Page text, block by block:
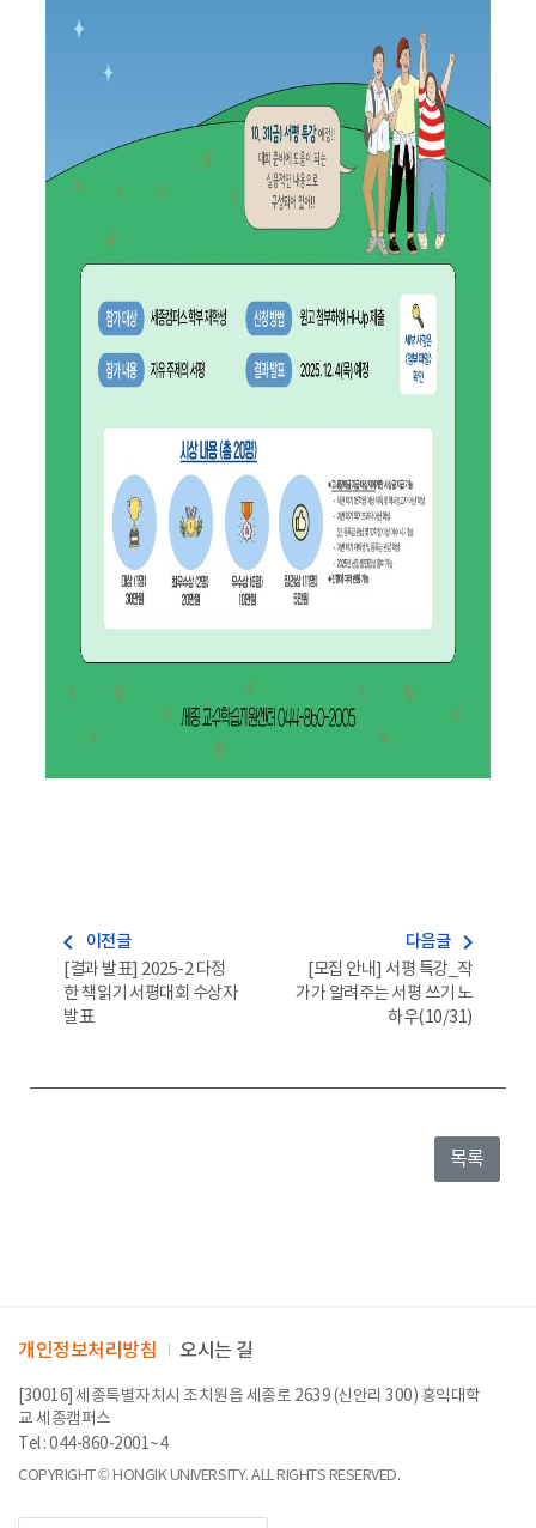
navigate_before
이전글
[결과 발표] 2025-2 다정
한 책읽기 서평대회 수상자
발표
다음글 navigate_next
[모집 안내] 서평 특강_작
가가 알려주는 서평 쓰기 노
하우(10/31)
목록
개인정보처리방침 오시는 길
[30016] 세종특별자치시 조치원읍 세종로 2639 (신안리 300) 홍익대학
교 세종캠퍼스
Tel : 044-860-2001~4
COPYRIGHT © HONGIK UNIVERSITY. ALL RIGHTS RESERVED.